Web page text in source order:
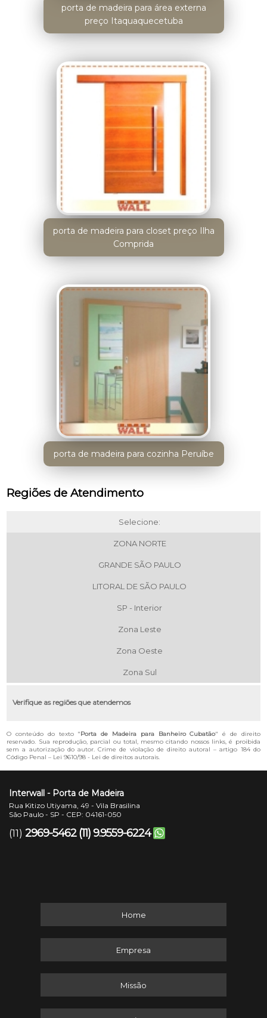
porta de madeira para área externa
preço Itaquaquecetuba
porta de madeira para closet preço Ilha
Comprida
porta de madeira para cozinha Peruíbe
Regiões de Atendimento
Selecione:
ZONA NORTE
GRANDE SÃO PAULO
LITORAL DE SÃO PAULO
SP - Interior
Zona Leste
Zona Oeste
Zona Sul
Verifique as regiões que atendemos
O conteúdo do texto "Porta de Madeira para Banheiro Cubatão" é de direito
reservado. Sua reprodução, parcial ou total, mesmo citando nossos links, é proibida
sem a autorização do autor. Crime de violação de direito autoral – artigo 184 do
Código Penal – Lei 9610/98 - Lei de direitos autorais.
Interwall - Porta de Madeira
Rua Kitizo Utiyama, 49 - Vila Brasilina
São Paulo - SP - CEP: 04161-050
(11) 2969-5462 (11) 9.9559-6224
Home
Empresa
Missão